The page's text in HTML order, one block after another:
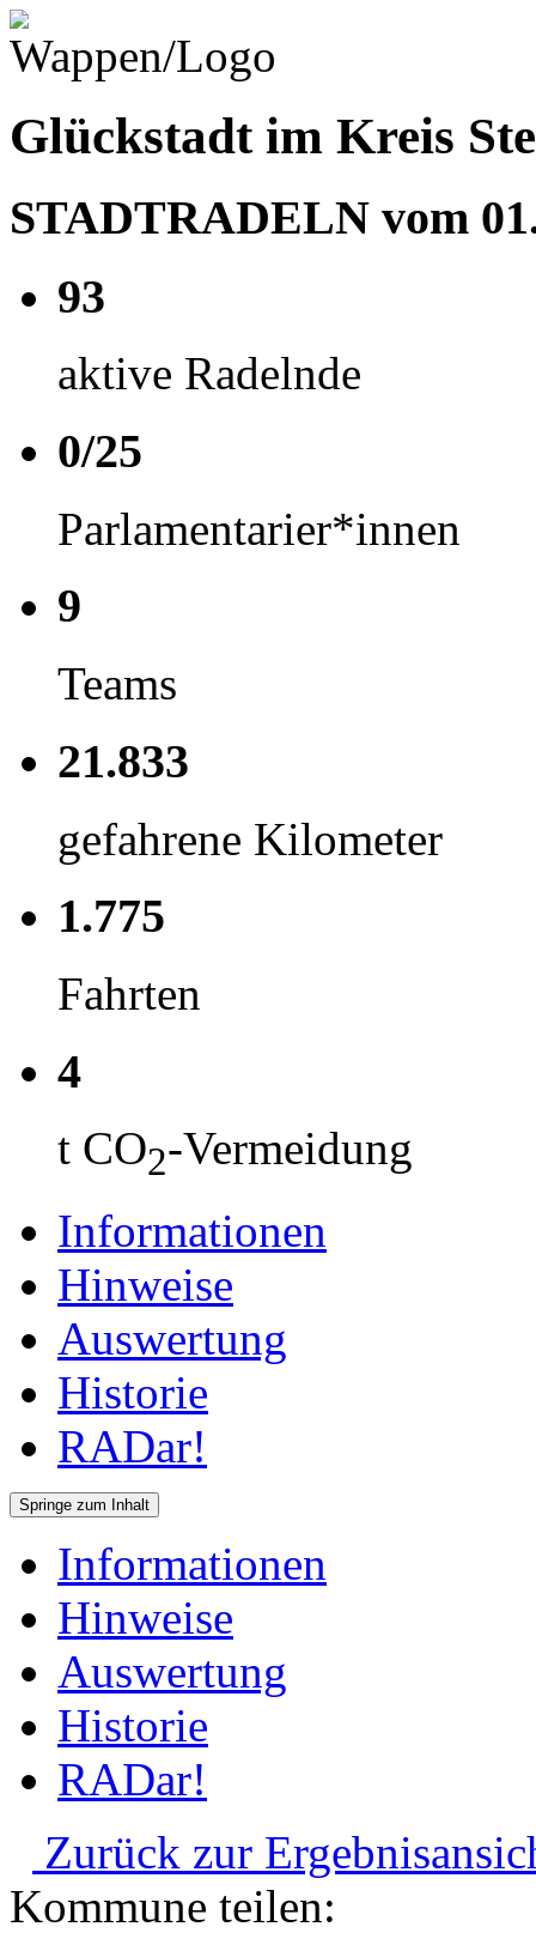
Glückstadt im Kreis
STADTRADELN vom
93
aktive Radelnde
0/25
Parlamentarier*innen
9
Teams
21.833
gefahrene Kilometer
1.775
Fahrten
4
t CO2-Vermeidung
Informationen
Hinweise
Auswertung
Historie
RADar!
Springe zum Inhalt
Informationen
Hinweise
Auswertung
Historie
RADar!
Zurück zur
Kommune teilen: